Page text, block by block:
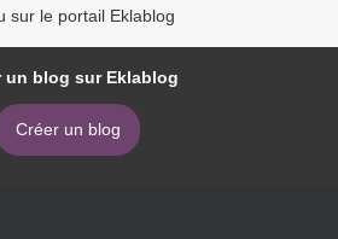
sur le portail Eklablog
un blog sur Eklablog
Créer un blog